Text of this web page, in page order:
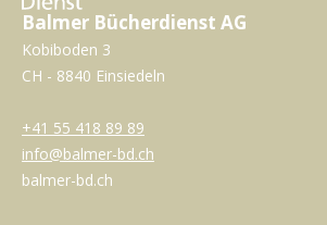
Balmer Bücherdienst AG
Kobiboden 3
CH - 8840 Einsiedeln
+41 55 418 89 89
info@balmer-bd.ch
balmer-bd.ch